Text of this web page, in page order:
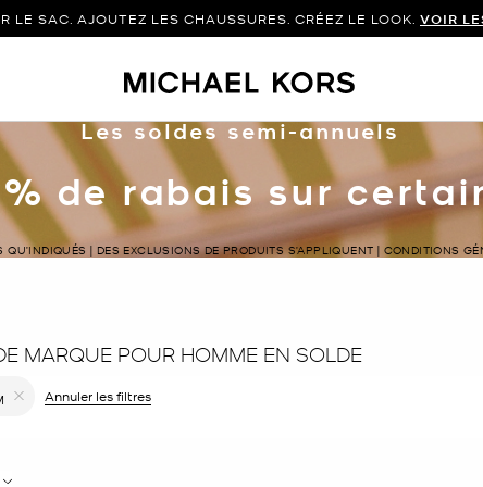
LE SAC. AJOUTEZ LES CHAUSSURES. CRÉEZ LE LOOK. VOIR
Les soldes semi-annuels
% de rabais sur
QU’INDIQUÉS | DES EXCLUSIONS DE PRODUITS S’APPLIQUENT | CONDITIONS
MARQUE POUR HOMME EN SOLDE
le filtre Affiné(e) par Couleur : Brun
Annuler les filtres